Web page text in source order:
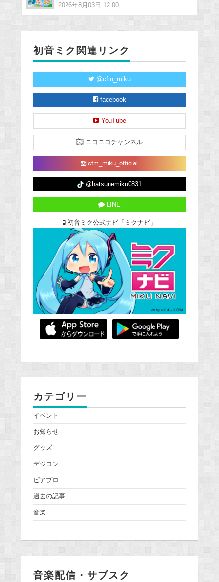
2026年8月03日 12:00
初音ミク関連リンク
@cfm_miku
facebook
YouTube
ニコニコチャンネル
cfm_miku_official
@hatsunemiku0831
LINE
初音ミク公式ナビ「ミクナビ」
カテゴリー
イベント
お知らせ
グッズ
デジコン
ピアプロ
過去の記事
音楽
音楽配信・サブスク